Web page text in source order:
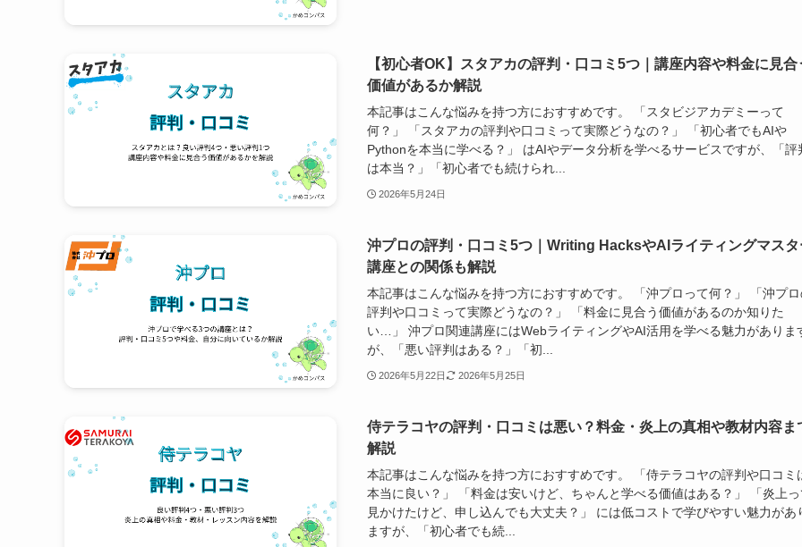
【初心者OK】スタアカの評判・口コミ5つ｜講座内容や料金に見合
価値があるか解説
本記事はこんな悩みを持つ方におすすめです。 「スタビジアカデミーって
何？」 「スタアカの評判や口コミって実際どうなの？」 「初心者でもAIや
Pythonを本当に学べる？」 はAIやデータ分析を学べるサービスですが、「評
は本当？」「初心者でも続けられ...
2026年5月24日
沖プロの評判・口コミ5つ｜Writing HacksやAIライティングマスタ
講座との関係も解説
本記事はこんな悩みを持つ方におすすめです。 「沖プロって何？」 「沖プ
評判や口コミって実際どうなの？」 「料金に見合う価値があるのか知りた
い…」 沖プロ関連講座にはWebライティングやAI活用を学べる魅力がありま
が、「悪い評判はある？」「初...
2026年5月22日 2026年5月25日
侍テラコヤの評判・口コミは悪い？料金・炎上の真相や教材内容ま
解説
本記事はこんな悩みを持つ方におすすめです。 「侍テラコヤの評判や口コミ
本当に良い？」 「料金は安いけど、ちゃんと学べる価値はある？」 「炎上っ
見かけたけど、申し込んでも大丈夫？」 には低コストで学びやすい魅力があ
ますが、「初心者でも続...